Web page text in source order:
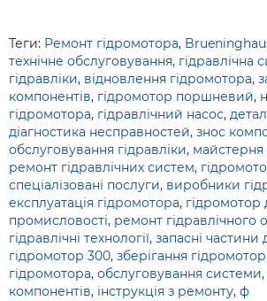
Теги: Ремонт гідромотора,
технічне обслуговування, гідравлічна
гідравліки, відновлення гідромотора,
компонентів, гідромотор поршневий,
гідромотора, гідравлічний насос,
діагностика несправностей, знос
обслуговування гідравліки, майстерня
ремонт гідравлічних систем,
спеціалізовані послуги, виробники
експлуатація гідромотора, гідромотор
промисловості, ремонт гідравлічного
гідравлічні технології, запасні частини
гідромотор 300, зберігання
гідромотора, обслуговування системи,
компонентів, інструкція з ремонту, ф